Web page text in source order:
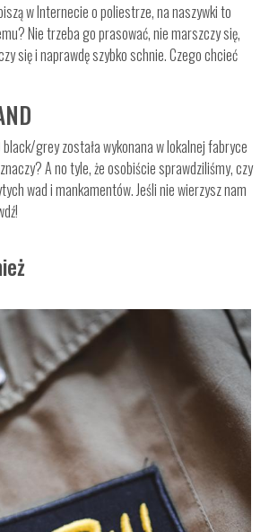
w Internecie o poliestrze, na naszywki to
Nie trzeba go prasować, nie marszczy się,
się i naprawdę szybko schnie. Czego chcieć
black/grey została wykonana w lokalnej fabryce
A no tyle, że osobiście sprawdziliśmy, czy
wad i mankamentów. Jeśli nie wierzysz nam